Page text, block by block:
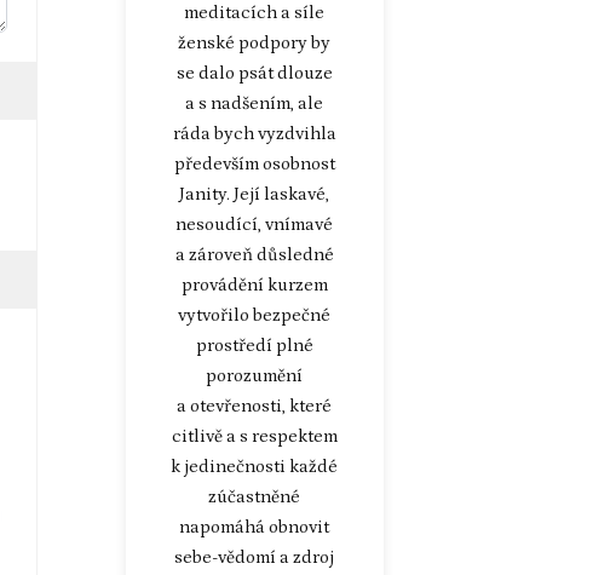
meditacích a síle
ženské podpory by
se dalo psát dlouze
a s nadšením, ale
ráda bych vyzdvihla
především osobnost
Janity. Její laskavé,
nesoudící, vnímavé
a zároveň důsledné
provádění kurzem
vytvořilo bezpečné
prostředí plné
porozumění
a otevřenosti, které
citlivě a s respektem
k jedinečnosti každé
zúčastněné
napomáhá obnovit
sebe-vědomí a zdroj